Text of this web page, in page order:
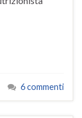
6 commenti